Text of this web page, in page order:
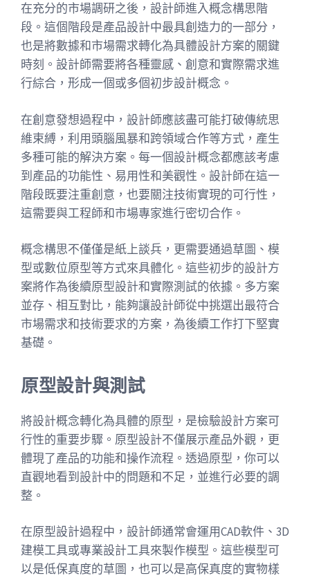
在充分的市場調研之後，設計師進入概念構思階
段。這個階段是產品設計中最具創造力的一部分，
也是將數據和市場需求轉化為具體設計方案的關鍵
時刻。設計師需要將各種靈感、創意和實際需求進
行綜合，形成一個或多個初步設計概念。
在創意發想過程中，設計師應該盡可能打破傳統思
維束縛，利用頭腦風暴和跨領域合作等方式，產生
多種可能的解決方案。每一個設計概念都應該考慮
到產品的功能性、易用性和美觀性。設計師在這一
階段既要注重創意，也要關注技術實現的可行性，
這需要與工程師和市場專家進行密切合作。
概念構思不僅僅是紙上談兵，更需要通過草圖、模
型或數位原型等方式來具體化。這些初步的設計方
案將作為後續原型設計和實際測試的依據。多方案
並存、相互對比，能夠讓設計師從中挑選出最符合
市場需求和技術要求的方案，為後續工作打下堅實
基礎。
原型設計與測試
將設計概念轉化為具體的原型，是檢驗設計方案可
行性的重要步驟。原型設計不僅展示產品外觀，更
體現了產品的功能和操作流程。透過原型，你可以
直觀地看到設計中的問題和不足，並進行必要的調
整。
在原型設計過程中，設計師通常會運用CAD軟件、3D
建模工具或專業設計工具來製作模型。這些模型可
以是低保真度的草圖，也可以是高保真度的實物樣